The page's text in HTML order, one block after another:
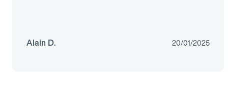
Alain D. 20/01/2025